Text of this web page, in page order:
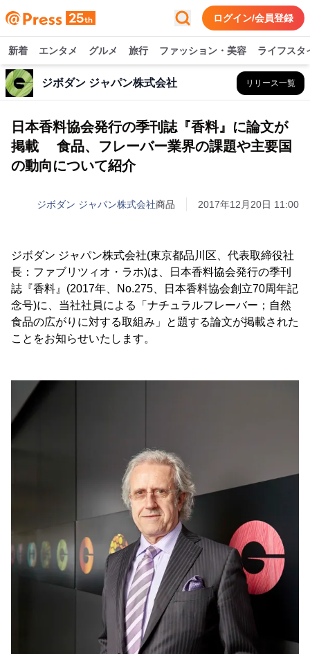
ログイン/会員登録
新着 エンタメ グルメ 旅行 ファッション・美容 ライフスタ
ジボダン ジャパン株式会社 リリース一覧
日本香料協会発行の季刊誌『香料』に論文が
掲載 食品、フレーバー業界の課題や主要国
の動向について紹介
ジボダン ジャパン株式会社商品 2017年12月20日 11:00
ジボダン ジャパン株式会社(東京都品川区、代表取締役社
長：ファブリツィオ・ラホ)は、日本香料協会発行の季刊
誌『香料』(2017年、No.275、日本香料協会創立70周年記
念号)に、当社社員による「ナチュラルフレーバー；自然
食品の広がりに対する取組み」と題する論文が掲載された
ことをお知らせいたします。